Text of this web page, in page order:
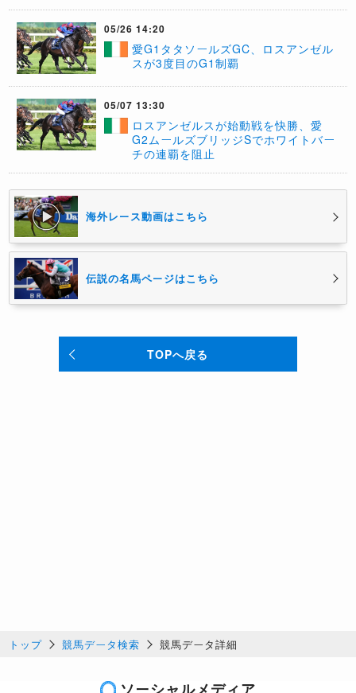
05/26 14:20
愛G1タタソールズGC、ロスアンゼル
スが3度目のG1制覇
05/07 13:30
ロスアンゼルスが始動戦を快勝、愛
G2ムールズブリッジSでホワイトバー
チの連覇を阻止
海外レース動画はこちら
伝説の名馬ページはこちら
TOPへ戻る
トップ 競馬データ検索 競馬データ詳細